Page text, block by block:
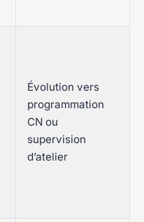
Évolution vers
programmation
CN ou
supervision
d’atelier